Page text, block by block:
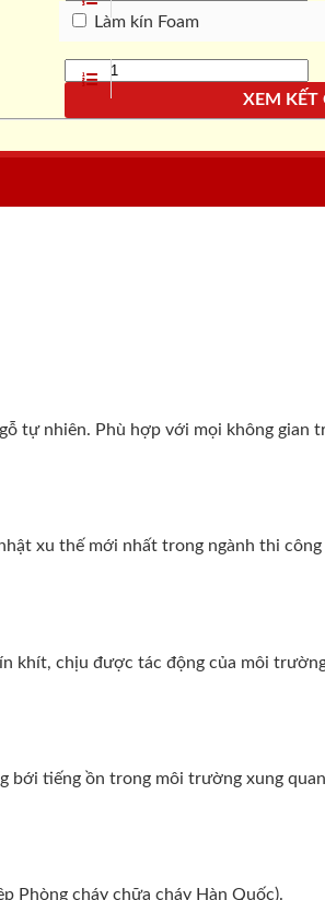
Làm kín Foam
XEM KẾT
tự nhiên. Phù hợp với mọi không gian
xu thế mới nhất trong ngành thi
khít, chịu được tác động của môi
bới tiếng ồn trong môi trường xung
Phòng cháy chữa cháy Hàn Quốc).